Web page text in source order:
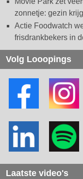
zonnetje: gezin
Actie Foodwatch
frisdrankbekers in
Volg Looopings
Laatste video's